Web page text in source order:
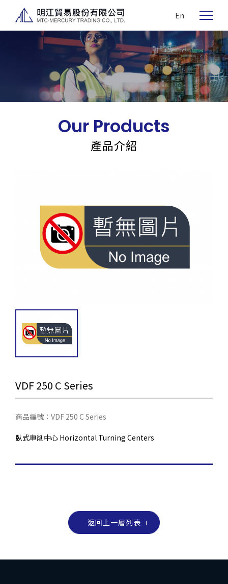
En
Our Products
產品介紹
VDF 250 C Series
商品編號：VDF 250 C Series
臥式車削中心 Horizontal Turning Centers
返回上一層列表